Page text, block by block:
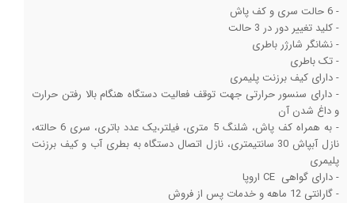
- 6 حالت سری و کف پاش
- کلید تغییر دور در 3 حالت
- نشانگر شارژر باطری
- تک باطری
- دارای کیف برزنت پلیمری
- دارای سنسور حرارتی جهت توقف فعالیت دستگاه هنگام بالا رفتن حرارت
و داغ شدن آن
- به همراه کف پاش، شلنگ 5 متری، فیلتر،یک عدد باتری، سری 6 حالته،
نازل آبپاش 30 سانتیمتری، نازل اتصال دستگاه به بطری آب و کیف برزنت
پلیمری
- دارای گواهی CE اروپا
- گارانتی 12 ماهه و خدمات پس از فروش